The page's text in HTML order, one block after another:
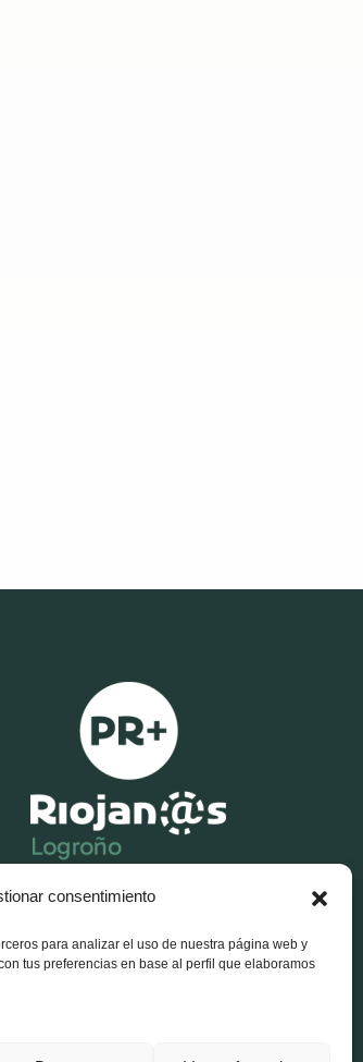
consentimiento
para analizar el uso de nuestra página web y
tus preferencias en base al perfil que elaboramos
twitter